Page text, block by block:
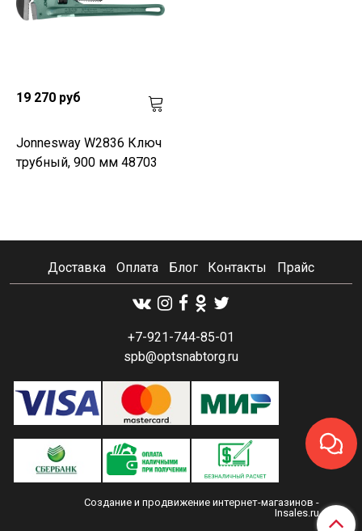
19 270 руб
Jonnesway W2836 Ключ
трубный, 900 мм 48703
Доставка Оплата Блог Контакты Прайс
+7-921-744-85-01
spb@optsnabtorg.ru
Создание и продвижение интернет-магазинов -
Insales.ru